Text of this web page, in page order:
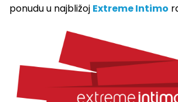
ponudu u najbližoj Extreme Intimo